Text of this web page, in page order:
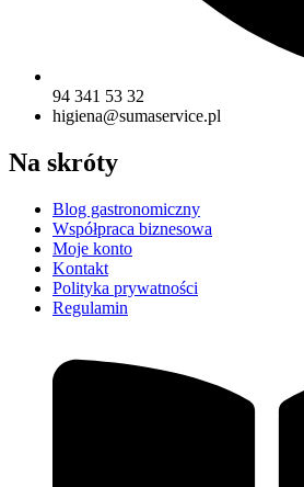
94 341 53 32
higiena@sumaservice.pl
Na skróty
Blog gastronomiczny
Współpraca biznesowa
Moje konto
Kontakt
Polityka prywatności
Regulamin